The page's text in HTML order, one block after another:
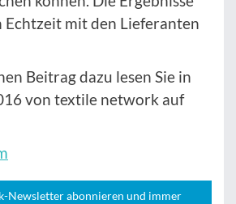
Echtzeit mit den Lieferanten
Beitrag dazu lesen Sie in
von textile network auf
Newsletter abonnieren und immer